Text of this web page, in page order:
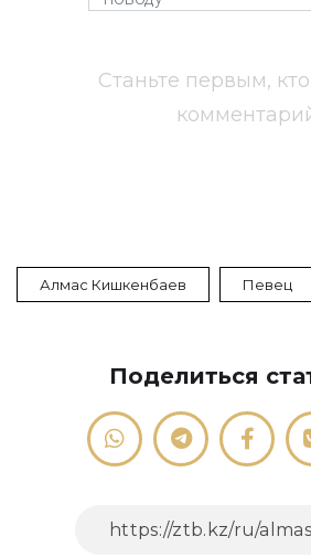
Станьте первым,
Алмас Кишкенбаев Певец
Поделиться